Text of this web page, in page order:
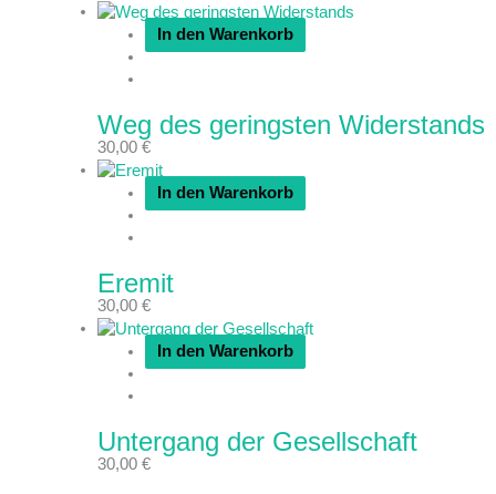
In den Warenkorb
Weg des geringsten Widerstands
30,00 €
In den Warenkorb
Eremit
30,00 €
In den Warenkorb
Untergang der Gesellschaft
30,00 €